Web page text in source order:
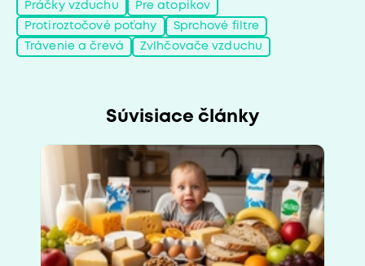
Práčky vzduchu Pre atopikov
Protiroztočové poťahy Sprchové filtre
Trávenie a črevá Zvlhčovače vzduchu
Súvisiace články